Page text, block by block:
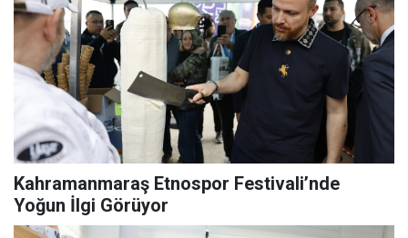
Kahramanmaraş Etnospor Festivali’nde
Yoğun İlgi Görüyor